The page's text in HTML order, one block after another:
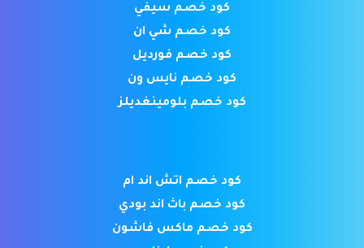
كود خصم سيفي
كود خصم شي ان
كود خصم فورديل
كود خصم نايس ون
كود خصم بلومينغديلز
كود خصم اتش اند ام
كود خصم باث اند بودي
كود خصم ماكس فاشون